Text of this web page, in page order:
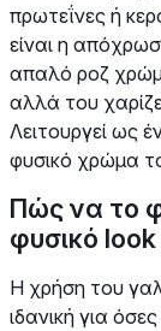
πρωτεΐνες ή
είναι η
απαλό ροζ
αλλά του
Λειτουργεί ως
φυσικό χρώμα
Πώς να το
φυσικό look
Η χρήση του
ιδανική για